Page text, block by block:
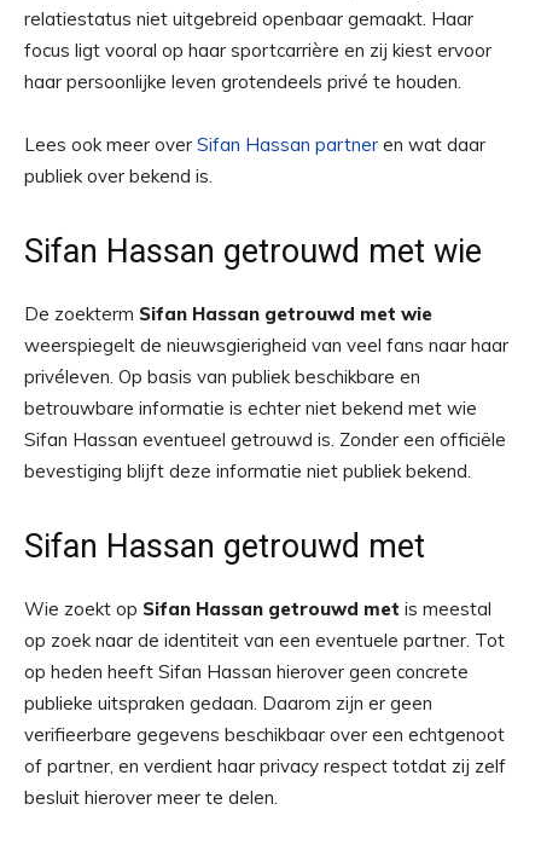
relatiestatus niet uitgebreid openbaar gemaakt. Haar
focus ligt vooral op haar sportcarrière en zij kiest ervoor
haar persoonlijke leven grotendeels privé te houden.
Lees ook meer over Sifan Hassan partner en wat daar
publiek over bekend is.
Sifan Hassan getrouwd met wie
De zoekterm Sifan Hassan getrouwd met wie
weerspiegelt de nieuwsgierigheid van veel fans naar haar
privéleven. Op basis van publiek beschikbare en
betrouwbare informatie is echter niet bekend met wie
Sifan Hassan eventueel getrouwd is. Zonder een officiële
bevestiging blijft deze informatie niet publiek bekend.
Sifan Hassan getrouwd met
Wie zoekt op Sifan Hassan getrouwd met is meestal
op zoek naar de identiteit van een eventuele partner. Tot
op heden heeft Sifan Hassan hierover geen concrete
publieke uitspraken gedaan. Daarom zijn er geen
verifieerbare gegevens beschikbaar over een echtgenoot
of partner, en verdient haar privacy respect totdat zij zelf
besluit hierover meer te delen.